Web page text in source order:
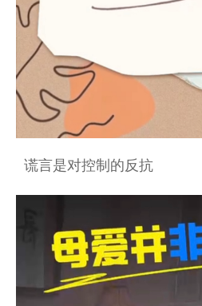
谎言是对控制的反抗